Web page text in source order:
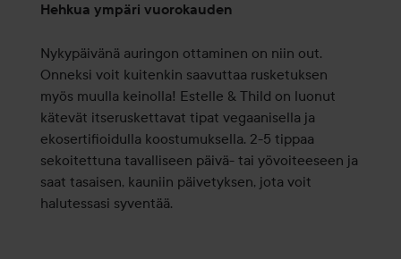
Hehkua ympäri vuorokauden
Nykypäivänä auringon ottaminen on niin out.
Onneksi voit kuitenkin saavuttaa rusketuksen
myös muulla keinolla! Estelle & Thild on luonut
kätevät itseruskettavat tipat vegaanisella ja
ekosertifioidulla koostumuksella. 2-5 tippaa
sekoitettuna tavalliseen päivä- tai yövoiteeseen ja
saat tasaisen, kauniin päivetyksen, jota voit
halutessasi syventää.